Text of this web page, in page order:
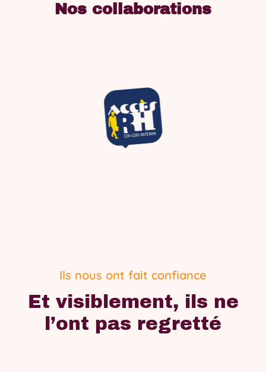
Nos collaborations
Ils nous ont fait confiance
Et visiblement, ils ne
l’ont pas regretté